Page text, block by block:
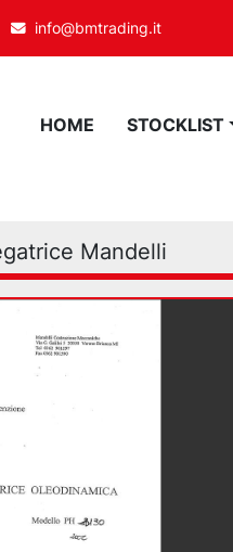
info@bmtrading.it
HOME STOCKLIST
Mandelli